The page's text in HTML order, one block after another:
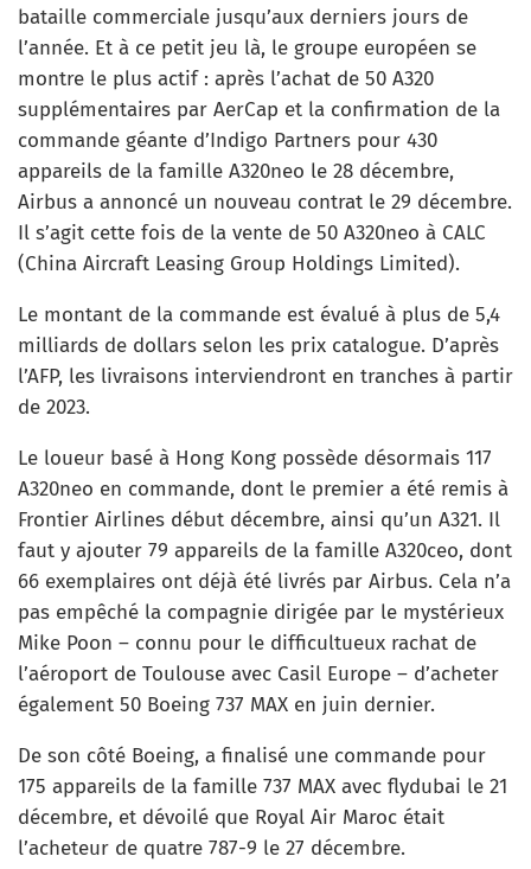
bataille commerciale jusqu’aux derniers jours de
l’année. Et à ce petit jeu là, le groupe européen se
montre le plus actif : après l’achat de 50 A320
supplémentaires par AerCap et la confirmation de la
commande géante d’Indigo Partners pour 430
appareils de la famille A320neo le 28 décembre,
Airbus a annoncé un nouveau contrat le 29 décembre.
Il s’agit cette fois de la vente de 50 A320neo à CALC
(China Aircraft Leasing Group Holdings Limited).
Le montant de la commande est évalué à plus de 5,4
milliards de dollars selon les prix catalogue. D’après
l’AFP, les livraisons interviendront en tranches à partir
de 2023.
Le loueur basé à Hong Kong possède désormais 117
A320neo en commande, dont le premier a été remis à
Frontier Airlines début décembre, ainsi qu’un A321. Il
faut y ajouter 79 appareils de la famille A320ceo, dont
66 exemplaires ont déjà été livrés par Airbus. Cela n’a
pas empêché la compagnie dirigée par le mystérieux
Mike Poon – connu pour le difficultueux rachat de
l’aéroport de Toulouse avec Casil Europe – d’acheter
également 50 Boeing 737 MAX en juin dernier.
De son côté Boeing, a finalisé une commande pour
175 appareils de la famille 737 MAX avec flydubai le 21
décembre, et dévoilé que Royal Air Maroc était
l’acheteur de quatre 787-9 le 27 décembre.